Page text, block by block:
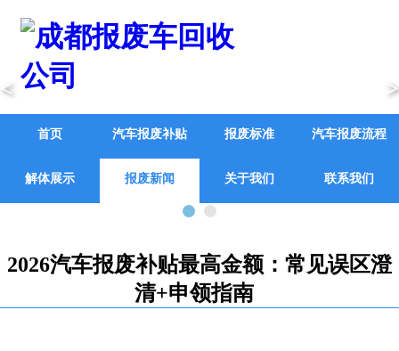
首页 汽车报废补贴 报废标准 汽车报废流程
解体展示 报废新闻 关于我们 联系我们
< >
2026汽车报废补贴最高金额：常见误区澄
清+申领指南